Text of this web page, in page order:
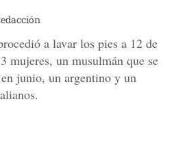
a lavar los pies a 12 de
mujeres, un musulmán que se
junio, un argentino y un